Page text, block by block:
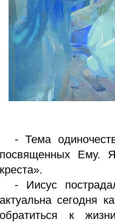
- Тема
посвященных Ему.
креста».
- Иисус
актуальна сегодня
обратиться к